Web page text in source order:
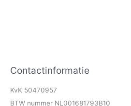
Contactinformatie
KvK 50470957
BTW nummer NL001681793B10